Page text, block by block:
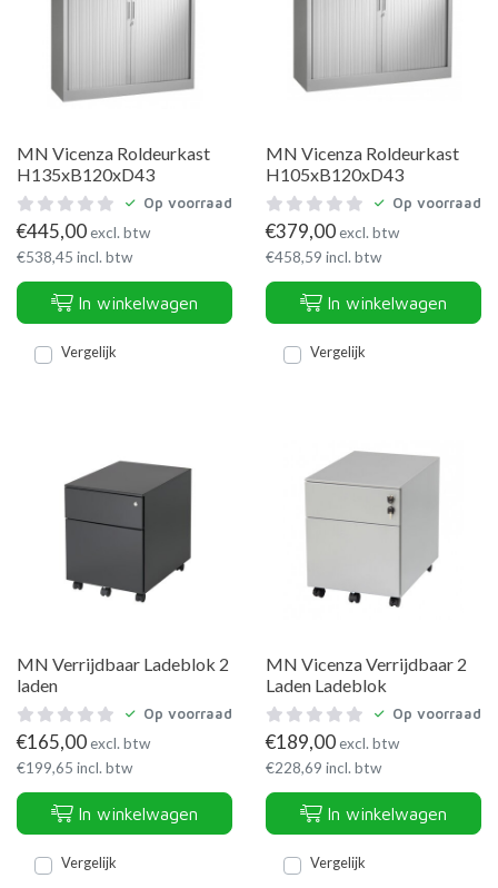
MN Vicenza Roldeurkast
H135xB120xD43
Op voorraad
€445,00excl. btw
€538,45 incl. btw
In winkelwagen
Vergelijk
MN Vicenza Roldeurkast
H105xB120xD43
Op voorraad
€379,00excl. btw
€458,59 incl. btw
In winkelwagen
Vergelijk
MN Verrijdbaar Ladeblok 2
laden
Op voorraad
€165,00excl. btw
€199,65 incl. btw
In winkelwagen
Vergelijk
MN Vicenza Verrijdbaar 2
Laden Ladeblok
Op voorraad
€189,00excl. btw
€228,69 incl. btw
In winkelwagen
Vergelijk